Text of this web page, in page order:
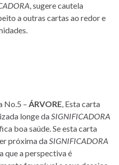
, sugere cautela
a outras cartas ao redor e
No.5 – ÁRVORE, Esta carta
longe daSIGNIFICADORA
boa saúde. Se esta carta
próxima daSIGNIFICADORA
que a perspectiva é